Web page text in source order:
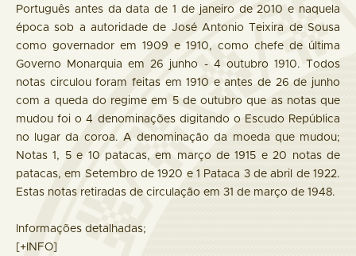
Português antes da data de 1 de janeiro de 2010 e naquela
época sob a autoridade de José Antonio Teixira de Sousa
como governador em 1909 e 1910, como chefe de última
Governo Monarquia em 26 junho - 4 outubro 1910. Todos
notas circulou foram feitas em 1910 e antes de 26 de junho
com a queda do regime em 5 de outubro que as notas que
mudou foi o 4 denominações digitando o Escudo República
no lugar da coroa. A denominação da moeda que mudou;
Notas 1, 5 e 10 patacas, em março de 1915 e 20 notas de
patacas, em Setembro de 1920 e 1 Pataca 3 de abril de 1922.
Estas notas retiradas de circulação em 31 de março de 1948.
Informações detalhadas;
[+INFO]